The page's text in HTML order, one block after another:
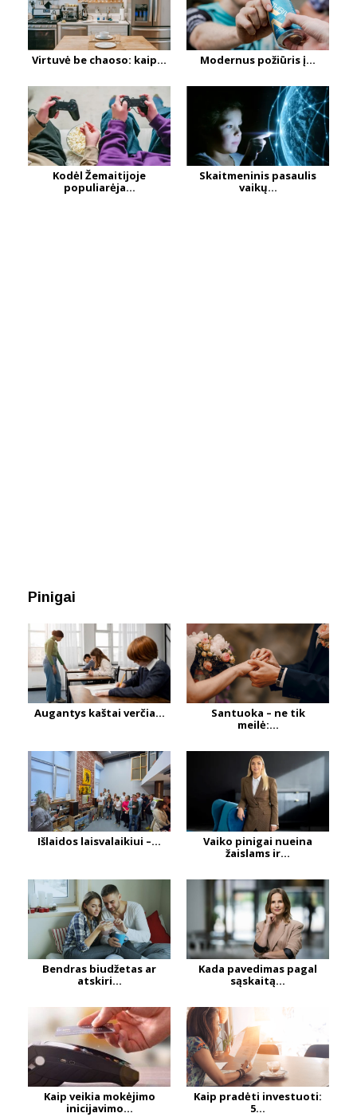
Virtuvė be chaoso: kaip... Modernus požiūris į...
Kodėl Žemaitijoje
populiarėja...
Skaitmeninis pasaulis
vaikų...
Pinigai
Augantys kaštai verčia...
Santuoka – ne tik
meilė:...
Išlaidos laisvalaikiui –...
Vaiko pinigai nueina
žaislams ir...
Bendras biudžetas ar
atskiri...
Kada pavedimas pagal
sąskaitą...
Kaip veikia mokėjimo
inicijavimo...
Kaip pradėti investuoti:
5...